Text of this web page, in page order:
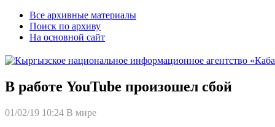
Все архивные материалы
Поиск по архиву
На основной сайт
В работе YouTube произошел сбой
01/02/19 10:24 В мире